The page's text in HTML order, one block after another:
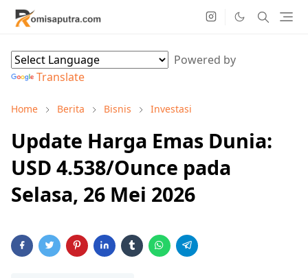
Powered by
Translate
Home Berita Bisnis Investasi
Update Harga Emas Dunia:
USD 4.538/Ounce pada
Selasa, 26 Mei 2026